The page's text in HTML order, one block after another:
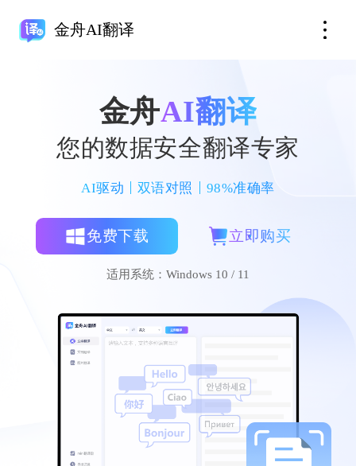
金舟AI翻译
金舟AI翻译
您的数据安全翻译专家
AI驱动 双语对照 98%准确率
免费下载 立即购买
适用系统：Windows 10 / 11